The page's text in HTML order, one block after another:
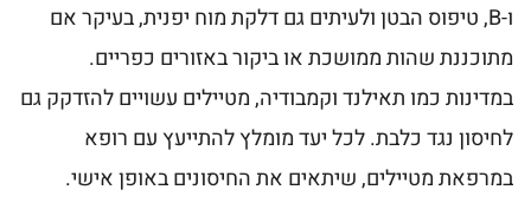
ו-B, טיפוס הבטן ולעיתים גם דלקת מוח יפנית, בעיקר אם
מתוכננת שהות ממושכת או ביקור באזורים כפריים.
במדינות כמו תאילנד וקמבודיה, מטיילים עשויים להזדקק גם
לחיסון נגד כלבת. לכל יעד מומלץ להתייעץ עם רופא
במרפאת מטיילים, שיתאים את החיסונים באופן אישי.